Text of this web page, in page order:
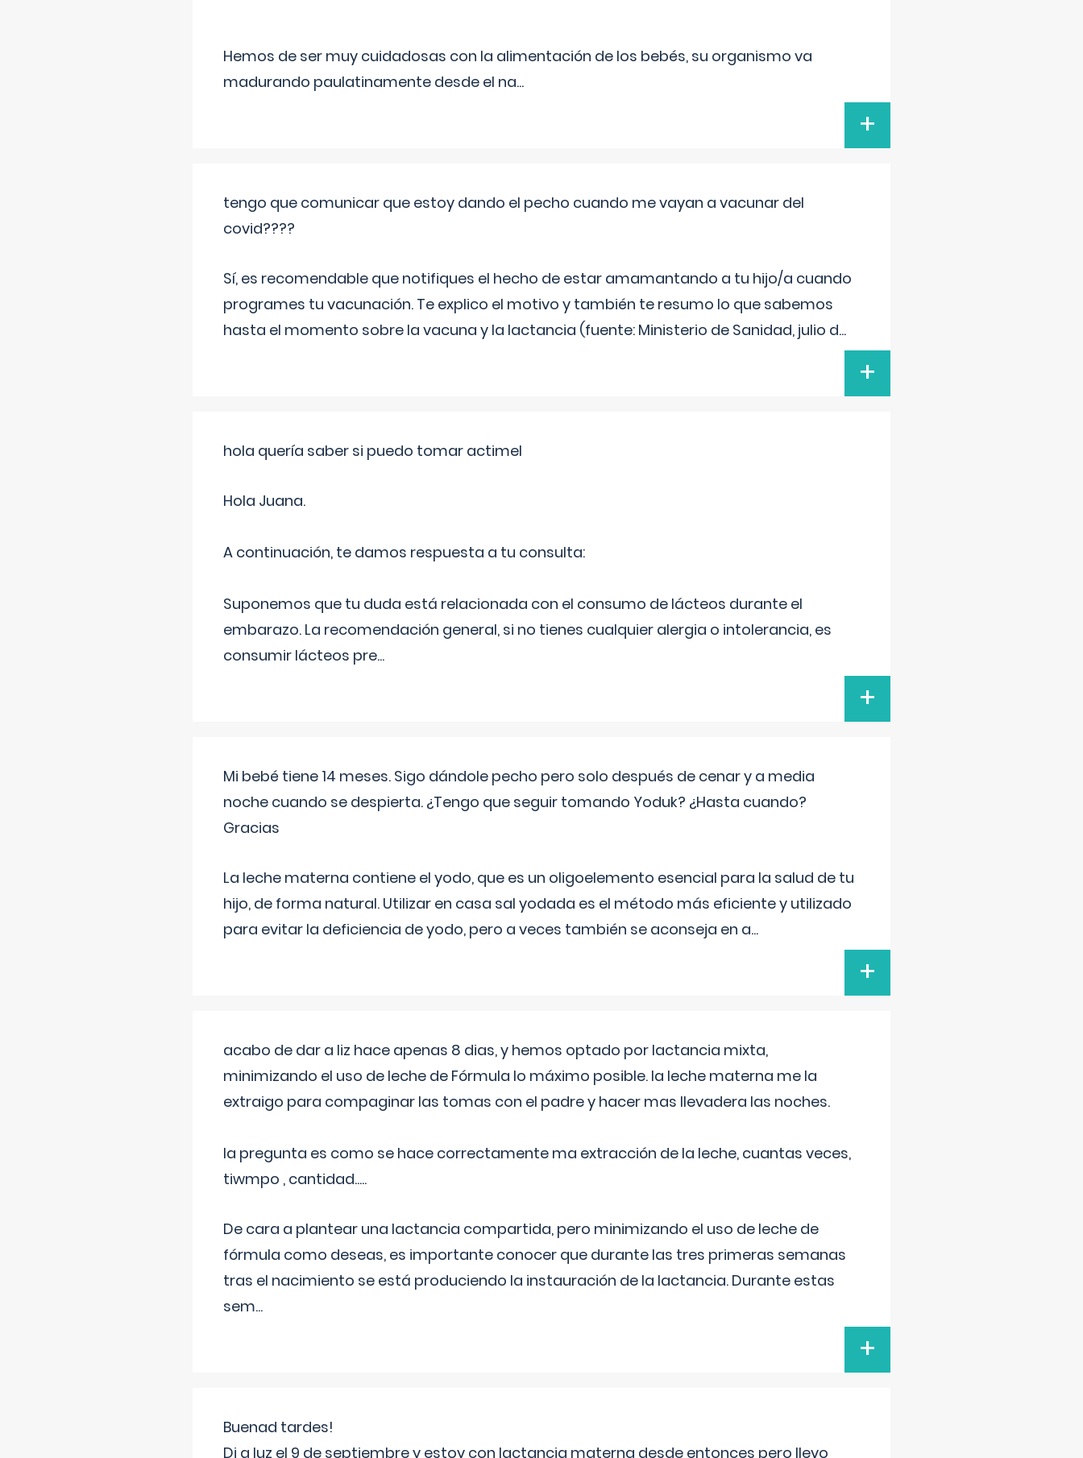
Hemos de ser muy cuidadosas con la alimentación de los bebés, su organismo va
madurando paulatinamente desde el na...
+
tengo que comunicar que estoy dando el pecho cuando me vayan a vacunar del
covid????
Sí, es recomendable que notifiques el hecho de estar amamantando a tu hijo/a cuando
programes tu vacunación. Te explico el motivo y también te resumo lo que sabemos
hasta el momento sobre la vacuna y la lactancia (fuente: Ministerio de Sanidad, julio d...
+
hola quería saber si puedo tomar actimel
Hola Juana.
A continuación, te damos respuesta a tu consulta:
Suponemos que tu duda está relacionada con el consumo de lácteos durante el
embarazo. La recomendación general, si no tienes cualquier alergia o intolerancia, es
consumir lácteos pre...
+
Mi bebé tiene 14 meses. Sigo dándole pecho pero solo después de cenar y a media
noche cuando se despierta. ¿Tengo que seguir tomando Yoduk? ¿Hasta cuando?
Gracias
La leche materna contiene el yodo, que es un oligoelemento esencial para la salud de tu
hijo, de forma natural. Utilizar en casa sal yodada es el método más eficiente y utilizado
para evitar la deficiencia de yodo, pero a veces también se aconseja en a...
+
acabo de dar a liz hace apenas 8 dias, y hemos optado por lactancia mixta,
minimizando el uso de leche de Fórmula lo máximo posible. la leche materna me la
extraigo para compaginar las tomas con el padre y hacer mas llevadera las noches.
la pregunta es como se hace correctamente ma extracción de la leche, cuantas veces,
tiwmpo , cantidad.....
De cara a plantear una lactancia compartida, pero minimizando el uso de leche de
fórmula como deseas, es importante conocer que durante las tres primeras semanas
tras el nacimiento se está produciendo la instauración de la lactancia. Durante estas
sem...
+
Buenad tardes!
Di a luz el 9 de septiembre y estoy con lactancia materna desde entonces pero llevo